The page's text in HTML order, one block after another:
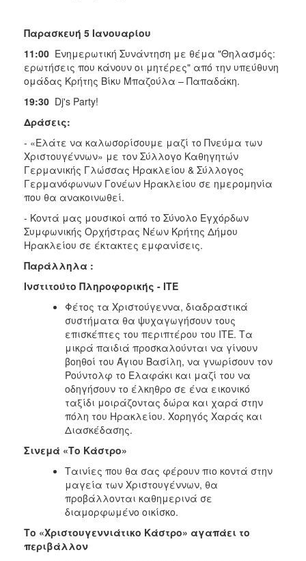
Παρασκευή 5 Ιανουαρίου
11:00 Ενημερωτική Συνάντηση με θέμα "Θηλασμός:
ερωτήσεις που κάνουν οι μητέρες" από την υπεύθυνη
ομάδας Κρήτης Βίκυ Μπαζούλα – Παπαδάκη.
19:30 Dj's Party!
Δράσεις:
- «Ελάτε να καλωσορίσουμε μαζί το Πνεύμα των
Χριστουγέννων» με τον Σύλλογο Καθηγητών
Γερμανικής Γλώσσας Ηρακλείου & Σύλλογος
Γερμανόφωνων Γονέων Ηρακλείου σε ημερομηνία
που θα ανακοινωθεί.
- Κοντά μας μουσικοί από το Σύνολο Εγχόρδων
Συμφωνικής Ορχήστρας Νέων Κρήτης Δήμου
Ηρακλείου σε έκτακτες εμφανίσεις.
Παράλληλα :
Ινστιτούτο Πληροφορικής - ΙΤΕ
Φέτος τα Χριστούγεννα, διαδραστικά
συστήματα θα ψυχαγωγήσουν τους
επισκέπτες του περιπτέρου του ΙΤΕ. Τα
μικρά παιδιά προσκαλούνται να γίνουν
βοηθοί του Άγιου Βασίλη, να γνωρίσουν τον
Ρούντολφ το Ελαφάκι και μαζί του να
οδηγήσουν το έλκηθρο σε ένα εικονικό
ταξίδι μοιράζοντας δώρα και χαρά στην
πόλη του Ηρακλείου. Χορηγός Χαράς και
Διασκέδασης.
Σινεμά «Το Κάστρο»
Ταινίες που θα σας φέρουν πιο κοντά στην
μαγεία των Χριστουγέννων, θα
προβάλλονται καθημερινά σε
διαμορφωμένο οικίσκο.
Το «Χριστουγεννιάτικο Κάστρο» αγαπάει το
περιβάλλον